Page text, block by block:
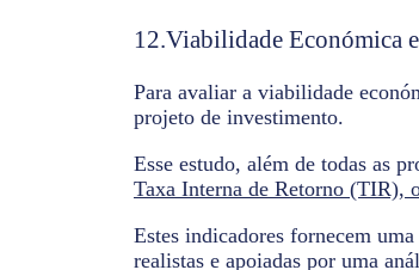
12.Viabilidade Económica
Para avaliar a viabilidade
projeto de investimento.
Esse estudo, além de todas as
Taxa Interna de Retorno (TIR),
Estes indicadores fornecem
realistas e apoiadas por uma